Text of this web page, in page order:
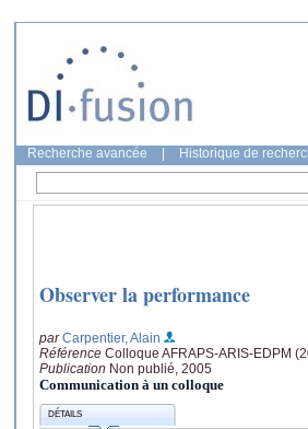
Recherche avancée Historique de
Observer la performance
parCarpentier, Alain
Référence Colloque AFRAPS-ARIS-EDPM
Publication Non publié, 2005
Communication à un colloque
DÉTAILS